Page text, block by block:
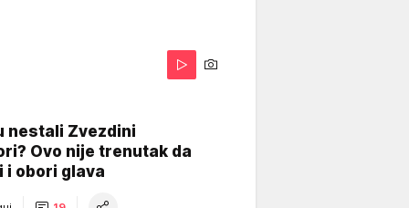
nestali Zvezdini
Ovo nije trenutak da
i obori glava